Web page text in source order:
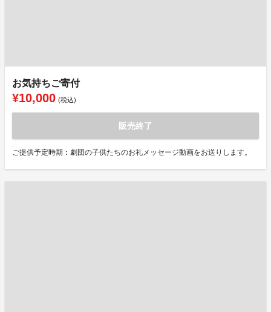
お気持ちご寄付
¥10,000 (税込)
販売終了
ご提供予定時期：劇団の子供たちのお礼メッセージ動画をお送りします。